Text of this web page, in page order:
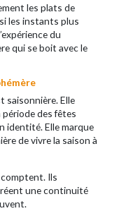
les plats de
les instants plus
du
qui se boit avec le
saisonnière. Elle
période des fêtes
identité. Elle marque
de vivre la saison à
Ils
une continuité